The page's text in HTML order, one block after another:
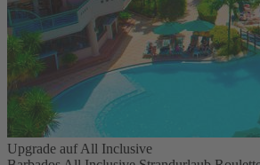
Upgrade auf All Inclusive